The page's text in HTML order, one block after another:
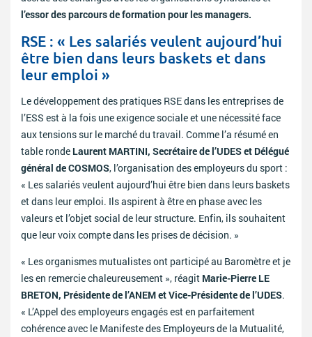
l’essor des parcours de formation pour les managers.
RSE : « Les salariés veulent aujourd’hui
être bien dans leurs baskets et dans
leur emploi »
Le développement des pratiques RSE dans les entreprises de
l’ESS est à la fois une exigence sociale et une nécessité face
aux tensions sur le marché du travail. Comme l’a résumé en
table ronde Laurent MARTINI, Secrétaire de l’UDES et Délégué
général de COSMOS, l’organisation des employeurs du sport :
« Les salariés veulent aujourd’hui être bien dans leurs baskets
et dans leur emploi. Ils aspirent à être en phase avec les
valeurs et l’objet social de leur structure. Enfin, ils souhaitent
que leur voix compte dans les prises de décision. »
« Les organismes mutualistes ont participé au Baromètre et je
les en remercie chaleureusement », réagit Marie-Pierre LE
BRETON, Présidente de l’ANEM et Vice-Présidente de l’UDES.
« L’Appel des employeurs engagés est en parfaitement
cohérence avec le Manifeste des Employeurs de la Mutualité,